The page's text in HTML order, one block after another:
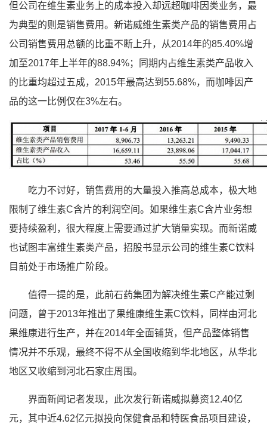
但公司在维生素业务上的成本投入却远超咖啡因类业务，最
为典型的则是销售费用。新诺威维生素类产品的销售费用占
公司销售费用总额的比重不断上升，从2014年的85.40%增
加至2017年上半年的88.94%；同期内占维生素类产品收入
的比重均超过五成，2015年最高达到55.68%，而咖啡因产
品的这一比例仅在3%左右。
吃力不讨好，销售费用的大量投入推高总成本，极大地
限制了维生素C含片的利润空间。如果维生素C含片业务想
要持续盈利，很大程度上需要通过扩大销量实现。而新诺威
也试图丰富维生素类产品，招股书显示公司的维生素C饮料
目前处于市场推广阶段。
值得一提的是，此前石药集团为解决维生素C产能过剩
问题，曾于2013年推出了果维康维生素C饮料，同样由河北
果维康进行生产，并在2014年全面铺货，但产品整体销售
情况并不乐观，最终不得不从全国收缩到华北地区，从华北
地区又收缩到河北石家庄周围。
界面新闻记者发现，此次发行新诺威拟募资12.40亿
元，其中近4.62亿元拟投向保健食品和特医食品项目建设，